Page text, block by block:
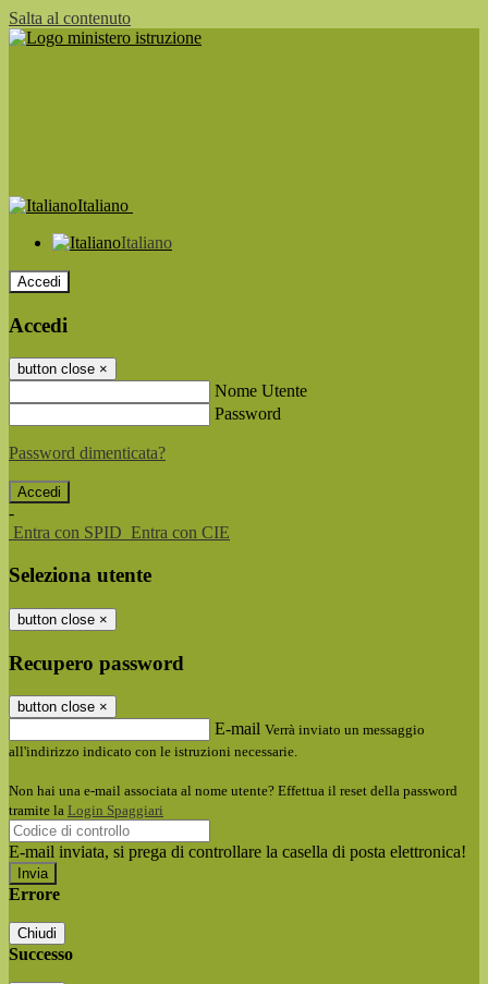
Salta al contenuto
Italiano
Italiano
Accedi
Accedi
button close ×
Nome Utente
Password
Password dimenticata?
-
Entra con SPID Entra con CIE
Seleziona utente
button close ×
Recupero password
button close ×
E-mail Verrà inviato un messaggio
all'indirizzo indicato con le istruzioni necessarie.
Non hai una e-mail associata al nome utente? Effettua il reset della password
tramite la Login Spaggiari
E-mail inviata, si prega di controllare la casella di posta elettronica!
Errore
Chiudi
Successo